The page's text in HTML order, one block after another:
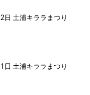
日 土浦キララまつり
日 土浦キララまつり